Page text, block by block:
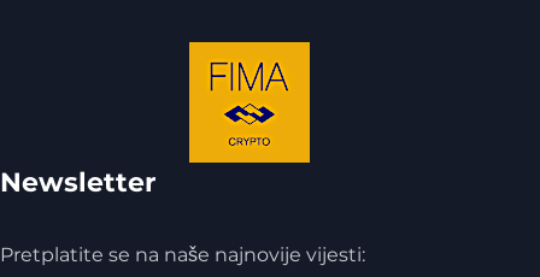
Newsletter
Pretplatite se na naše najnovije vijesti: